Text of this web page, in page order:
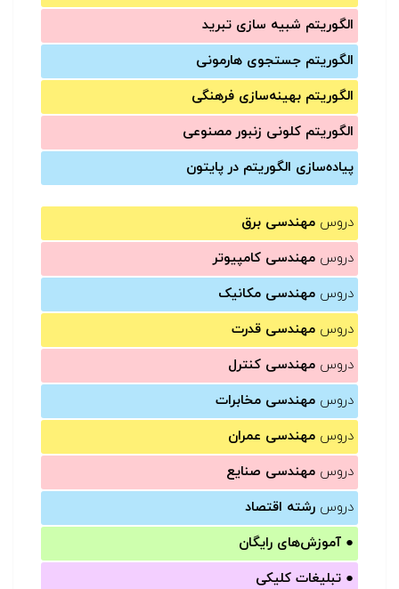
الگوریتم شبیه سازی تبرید
الگوریتم جستجوی هارمونی
الگوریتم بهینه‌سازی فرهنگی
الگوریتم کلونی زنبور مصنوعی
پیاده‌سازی الگوریتم در پایتون
دروس مهندسی برق
دروس مهندسی کامپیوتر
دروس مهندسی مکانیک
دروس مهندسی قدرت
دروس مهندسی کنترل
دروس مهندسی مخابرات
دروس مهندسی عمران
دروس مهندسی صنایع
دروس رشته اقتصاد
● آموزش‌های رایگان
● تبلیغات کلیکی